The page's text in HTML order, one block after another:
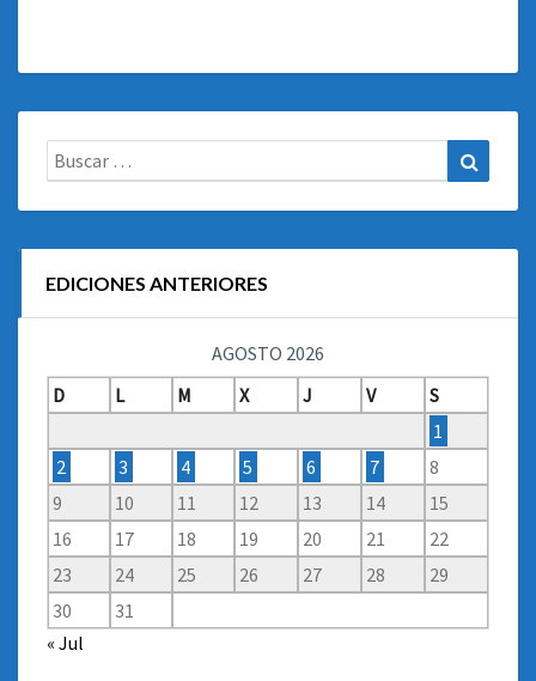
Buscar:
EDICIONES ANTERIORES
AGOSTO 2026
D
L M X J V
S
1
2
3 4 5 6 7
8
9
10 11 12 13 14
15
16
17 18 19 20 21
22
23
24 25 26 27 28
29
30
31
« Jul